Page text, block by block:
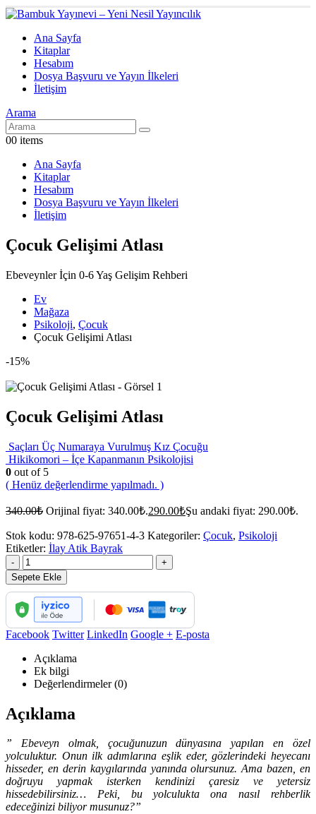
Ana Sayfa
Kitaplar
Hesabım
Dosya Başvuru ve Yayın İlkeleri
İletişim
Arama
00 items
Ana Sayfa
Kitaplar
Hesabım
Dosya Başvuru ve Yayın İlkeleri
İletişim
Çocuk Gelişimi Atlası
Ebeveynler İçin 0-6 Yaş Gelişim Rehberi
Ev
Mağaza
Psikoloji, Çocuk
Çocuk Gelişimi Atlası
-15%
Çocuk Gelişimi Atlası
Saçları Üç Numaraya Vurulmuş Kız Çocuğu
Hikikomori – İçe Kapanmanın Psikolojisi
0 out of 5
( Henüz değerlendirme yapılmadı. )
340.00₺ Orijinal fiyat: 340.00₺.290.00₺Şu andaki fiyat: 290.00₺.
Stok kodu: 978-625-97651-4-3 Kategoriler: Çocuk, Psikoloji
Etiketler: İlay Atik Bayrak
-
+
Sepete Ekle
Facebook Twitter LinkedIn Google + E-posta
Açıklama
Ek bilgi
Değerlendirmeler (0)
Açıklama
” Ebeveyn olmak, çocuğunuzun dünyasına yapılan en özel
yolculuktur. Onun ilk adımlarına eşlik eder, gözlerindeki heyecanı
hisseder, en derin kaygılarında yanında olursunuz. Ama bazen, en
doğruyu yapmak isterken kendinizi çaresiz ve yetersiz
hissedebilirsiniz… Peki, bu yolculukta ona nasıl rehberlik
edeceğinizi biliyor musunuz?”